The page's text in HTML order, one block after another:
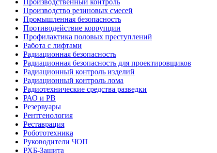
Производственный контроль
Производство резиновых смесей
Промышленная безопасность
Противодействие коррупции
Профилактика половых преступлений
Работа с лифтами
Радиационная безопасность
Радиационная безопасность для проектировщиков
Радиационный контроль изделий
Радиационный контроль лома
Радиотехнические средства разведки
РАО и РВ
Резервуары
Рентгенология
Реставрация
Робототехника
Руководители ЧОП
РХБ-Защита